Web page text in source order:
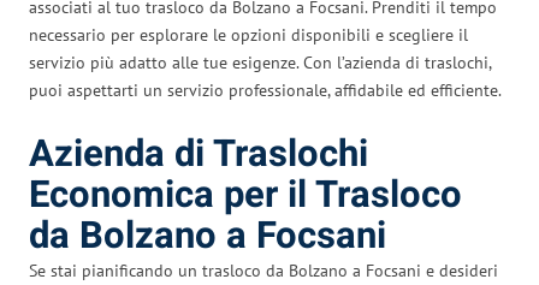
associati al tuo trasloco da Bolzano a Focsani. Prenditi il tempo
necessario per esplorare le opzioni disponibili e scegliere il
servizio più adatto alle tue esigenze. Con l’azienda di traslochi,
puoi aspettarti un servizio professionale, affidabile ed efficiente.
Azienda di Traslochi
Economica per il Trasloco
da Bolzano a Focsani
Se stai pianificando un trasloco da Bolzano a Focsani e desideri